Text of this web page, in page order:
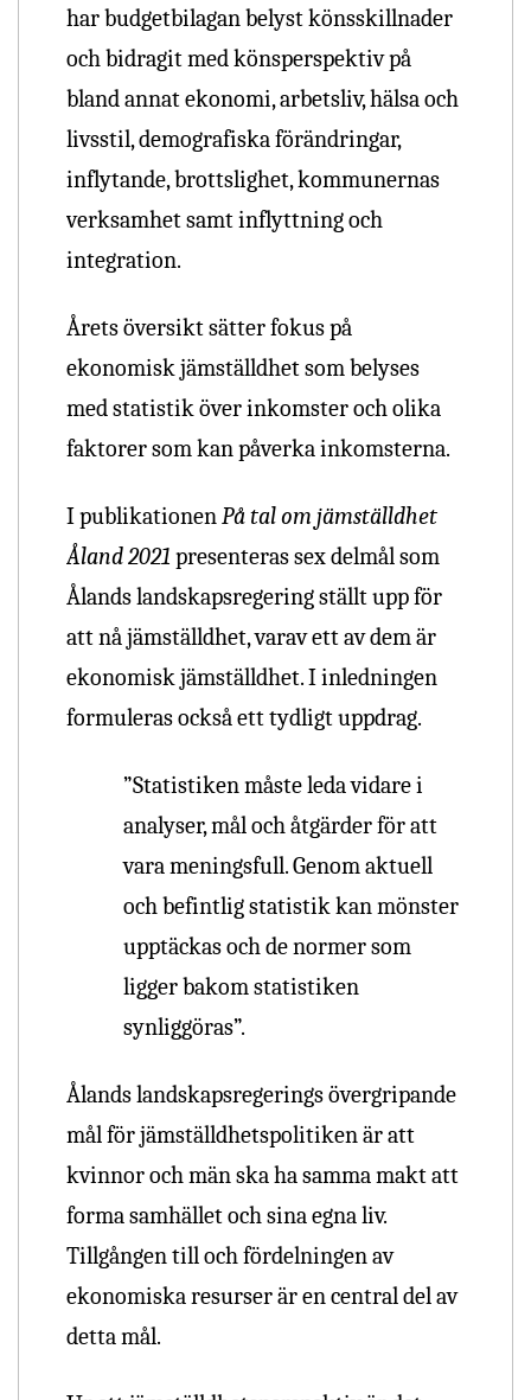
har budgetbilagan belyst könsskillnader
och bidragit med könsperspektiv på
bland annat ekonomi, arbetsliv, hälsa och
livsstil, demografiska förändringar,
inflytande, brottslighet, kommunernas
verksamhet samt inflyttning och
integration.
Årets översikt sätter fokus på
ekonomisk jämställdhet som belyses
med statistik över inkomster och olika
faktorer som kan påverka inkomsterna.
I publikationenPå tal om jämställdhet
Åland 2021 presenteras sex delmål som
Ålands landskapsregering ställt upp för
att nå jämställdhet, varav ett av dem är
ekonomisk jämställdhet. I inledningen
formuleras också ett tydligt uppdrag.
”Statistiken måste leda vidare i
analyser, mål och åtgärder för att
vara meningsfull. Genom aktuell
och befintlig statistik kan mönster
upptäckas och de normer som
ligger bakom statistiken
synliggöras”.
Ålands landskapsregerings övergripande
mål för jämställdhetspolitiken är att
kvinnor och män ska ha samma makt att
forma samhället och sina egna liv.
Tillgången till och fördelningen av
ekonomiska resurser är en central del av
detta mål.